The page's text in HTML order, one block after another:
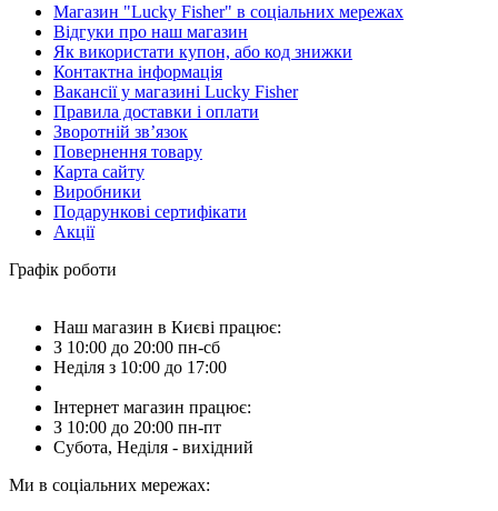
Магазин "Lucky Fisher" в соціальних мережах
Відгуки про наш магазин
Як використати купон, або код знижки
Контактна інформація
Вакансії у магазині Lucky Fisher
Правила доставки і оплати
Зворотній зв’язок
Повернення товару
Карта сайту
Виробники
Подарункові сертифікати
Акції
Графік роботи
Наш магазин в Києві працює:
З 10:00 до 20:00 пн-сб
Неділя з 10:00 до 17:00
Інтернет магазин працює:
З 10:00 до 20:00 пн-пт
Субота, Неділя - вихідний
Ми в соціальних мережах: